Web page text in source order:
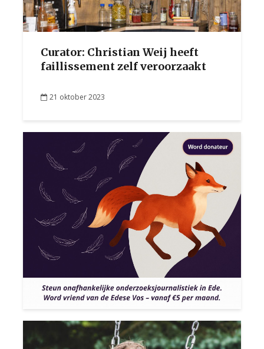
Curator: Christian Weij heeft
faillissement zelf veroorzaakt
21 oktober 2023